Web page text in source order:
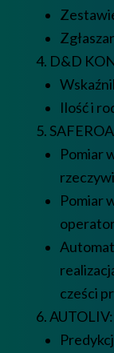
4. D&D
Ilość i
5.
Pomiar
Pomiar
cześci
6. AUTOLIV: